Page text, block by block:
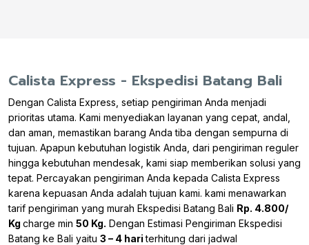
Calista Express - Ekspedisi Batang Bali
Dengan Calista Express, setiap pengiriman Anda menjadi
prioritas utama. Kami menyediakan layanan yang cepat, andal,
dan aman, memastikan barang Anda tiba dengan sempurna di
tujuan. Apapun kebutuhan logistik Anda, dari pengiriman reguler
hingga kebutuhan mendesak, kami siap memberikan solusi yang
tepat. Percayakan pengiriman Anda kepada Calista Express
karena kepuasan Anda adalah tujuan kami. kami menawarkan
tarif pengiriman yang murah Ekspedisi Batang Bali Rp. 4.800/
Kg charge min 50 Kg. Dengan Estimasi Pengiriman Ekspedisi
Batang ke Bali yaitu 3 – 4 hariterhitung dari jadwal